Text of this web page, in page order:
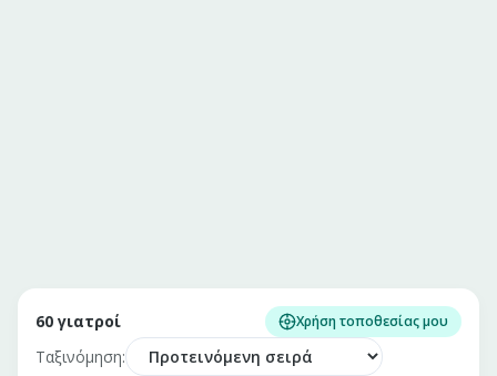
60 γιατροί Χρήση τοποθεσίας μου
Ταξινόμηση: